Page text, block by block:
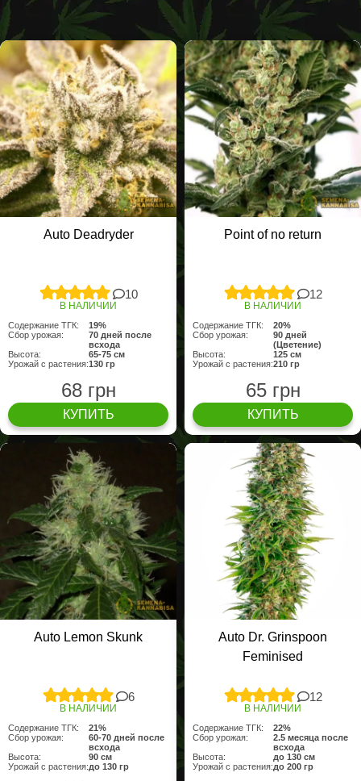
Auto Deadryder
10
В НАЛИЧИИ
Содержание ТГК:
19%
Сбор урожая:
70 дней после
всхода
Высота:
65-75 см
Урожай с растения:130 гр
68 грн
КУПИТЬ
Point of no return
12
В НАЛИЧИИ
Содержание ТГК:
20%
Сбор урожая:
90 дней
(Цветение)
Высота:
125 см
Урожай с растения:210 гр
65 грн
КУПИТЬ
Auto Lemon Skunk
6
В НАЛИЧИИ
Содержание ТГК:
21%
Сбор урожая:
60-70 дней после
всхода
Высота:
90 см
Урожай с растения:до 130 гр
Auto Dr. Grinspoon
Feminised
12
В НАЛИЧИИ
Содержание ТГК:
22%
Сбор урожая:
2.5 месяца после
всхода
Высота:
до 130 см
Урожай с растения:до 200 гр